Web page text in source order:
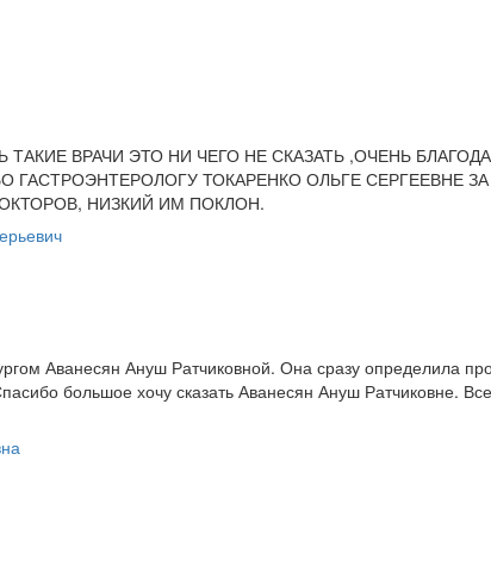
ВРАЧИ ЭТО НИ ЧЕГО НЕ СКАЗАТЬ ,ОЧЕНЬ
ТОКАРЕНКО ОЛЬГЕ СЕРГЕЕВНЕ
НИЗКИЙ ИМ ПОКЛОН.
Аванесян Ануш Ратчиковной. Она сразу определила
большое хочу сказать Аванесян Ануш Ратчиковне.